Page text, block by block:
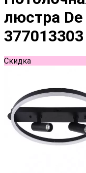
люстра
377013303
Скидка